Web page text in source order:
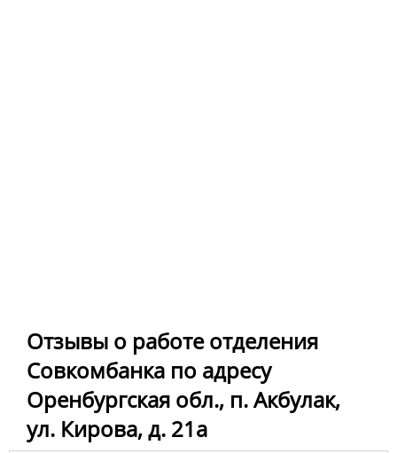
Отзывы о работе отделения
Совкомбанка по адресу
Оренбургская обл., п. Акбулак,
ул. Кирова, д. 21а